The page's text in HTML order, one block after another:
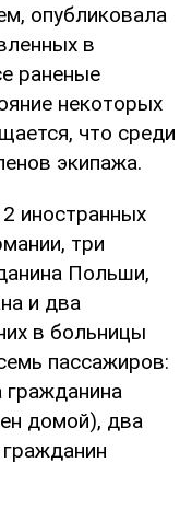
опубликовала
в
раненые
некоторых
что среди
экипажа.
иностранных
три
Польши,
и два
в больницы
пассажиров:
домой), два